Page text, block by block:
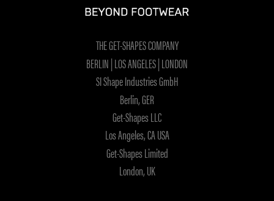
THE GET-SHAPES COMPANY
BERLIN | LOS ANGELES | LONDON
SI Shape Industries GmbH
Berlin, GER
Get-Shapes LLC
Los Angeles, CA USA
Get-Shapes Limited
London, UK